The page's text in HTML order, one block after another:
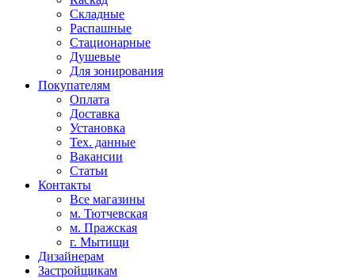
Складные
Распашные
Стационарные
Душевые
Для зонирования
Покупателям
Оплата
Доставка
Установка
Тех. данные
Вакансии
Статьи
Контакты
Все магазины
м. Тютчевская
м. Пражская
г. Мытищи
Дизайнерам
Застройщикам